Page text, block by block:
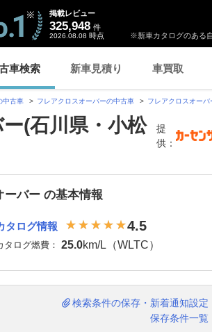
※新車カタログのある
掲載レビュー
325,948 件
2026.08.08 時点
車検索 新車見積り 車買取
中古車 フレアクロスオーバーの中古車 フレアクロスオー
(石川県・小松
提
供：
ーバー の基本情報
タログ情報 4.5
タログ燃費： 25.0km/L（WLTC）
検索条件の保存・新着通知設定
保存条件一覧